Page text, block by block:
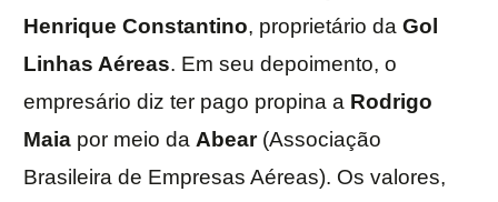
Henrique Constantino, proprietário da Gol
Linhas Aéreas. Em seu depoimento, o
empresário diz ter pago propina a Rodrigo
Maia por meio da Abear(Associação
Brasileira de Empresas Aéreas). Os valores,